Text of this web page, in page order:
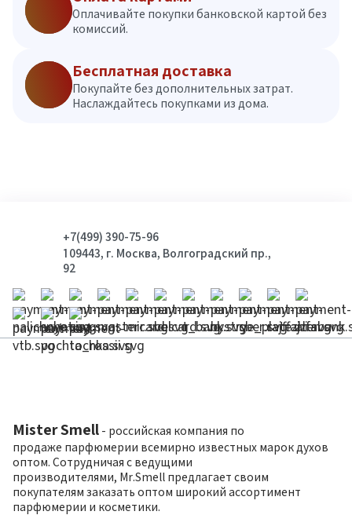
Оплачивайте покупки банковской картой без
комиссий.
Бесплатная доставка
Покупайте без дополнительных затрат.
Наслаждайтесь покупками из дома.
+7(499) 390-75-96
109443, г. Москва, Волгоградский пр.,
92
Mister Smell - российская компания по
продаже парфюмерии всемирно известных марок духов
оптом. Сотрудничая с ведущими
производителями, Mr.Smell предлагает своим
покупателям заказать оптом широкий ассортимент
парфюмерии и косметики.